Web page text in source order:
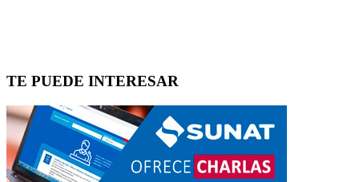
TE PUEDE INTERESAR